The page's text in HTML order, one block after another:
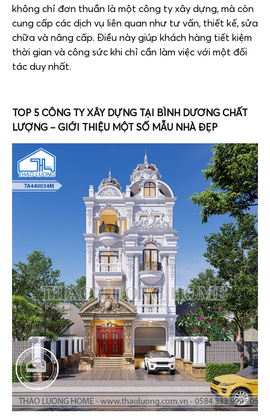
không chỉ đơn thuần là một công ty xây dựng, mà còn
cung cấp các dịch vụ liên quan như tư vấn, thiết kế, sửa
chữa và nâng cấp. Điều này giúp khách hàng tiết kiệm
thời gian và công sức khi chỉ cần làm việc với một đối
tác duy nhất.
TOP 5 CÔNG TY XÂY DỰNG TẠI BÌNH DƯƠNG CHẤT
LƯỢNG – GIỚI THIỆU MỘT SỐ MẪU NHÀ ĐẸP